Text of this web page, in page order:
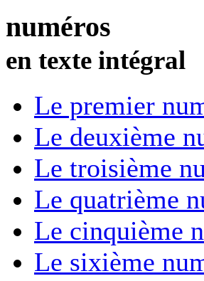
numéros
en texte intégral
Le premier
Le deuxième
Le troisième
Le quatrième
Le cinquième
Le sixième